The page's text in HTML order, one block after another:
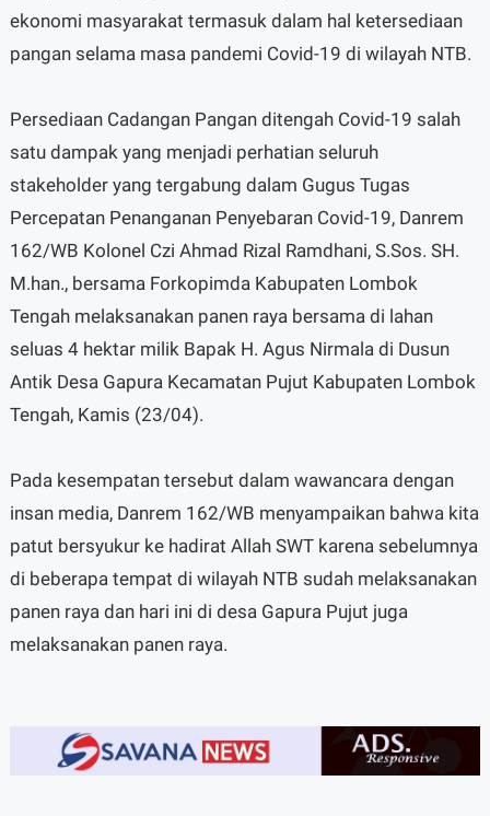
ekonomi masyarakat termasuk dalam hal ketersediaan
pangan selama masa pandemi Covid-19 di wilayah NTB.
Persediaan Cadangan Pangan ditengah Covid-19 salah
satu dampak yang menjadi perhatian seluruh
stakeholder yang tergabung dalam Gugus Tugas
Percepatan Penanganan Penyebaran Covid-19, Danrem
162/WB Kolonel Czi Ahmad Rizal Ramdhani, S.Sos. SH.
M.han., bersama Forkopimda Kabupaten Lombok
Tengah melaksanakan panen raya bersama di lahan
seluas 4 hektar milik Bapak H. Agus Nirmala di Dusun
Antik Desa Gapura Kecamatan Pujut Kabupaten Lombok
Tengah, Kamis (23/04).
Pada kesempatan tersebut dalam wawancara dengan
insan media, Danrem 162/WB menyampaikan bahwa kita
patut bersyukur ke hadirat Allah SWT karena sebelumnya
di beberapa tempat di wilayah NTB sudah melaksanakan
panen raya dan hari ini di desa Gapura Pujut juga
melaksanakan panen raya.